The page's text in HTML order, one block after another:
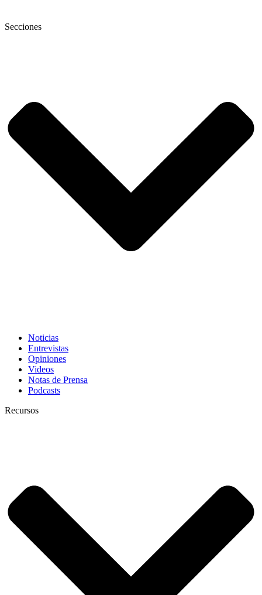
Secciones
Noticias
Entrevistas
Opiniones
Videos
Notas de Prensa
Podcasts
Recursos